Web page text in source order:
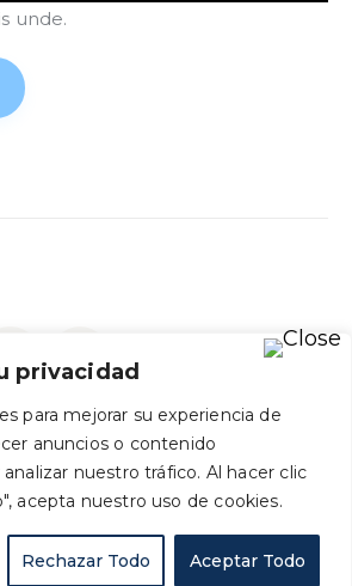
privacidad
para mejorar su experiencia de
anuncios o contenido
nuestro tráfico. Al hacer clic
acepta nuestro uso de cookies.
Rechazar Todo Aceptar Todo
unde.
Y CONDICIONES DE USO
DEL SITIO